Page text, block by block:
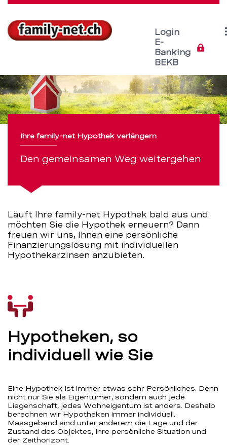
family-
net
Hypothek
verlängern
–
BEKB
Direkt
Inhalt
Login
E-
Banking
BEKB
Ihre family-net Hypothek verlängern
Den gemeinsamen Weg weitergehen
Läuft Ihre family-net Hypothek bald aus und
möchten Sie die Hypothek erneuern? Dann
freuen wir uns, Ihnen eine persönliche
Finanzierungslösung mit individuellen
Hypothekarzinsen anzubieten.
Hypotheken, so
individuell wie Sie
Eine Hypothek ist immer etwas sehr Persönliches. Denn
nicht nur Sie als Eigentümer, sondern auch jede
Liegenschaft, jedes Wohneigentum ist anders. Deshalb
berechnen wir Hypotheken immer individuell.
Massgebend sind unter anderem die Lage und der
Zustand des Objektes, Ihre persönliche Situation und
der Zeithorizont.